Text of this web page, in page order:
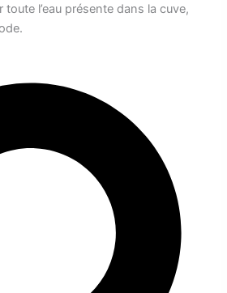
toute l’eau présente dans la cuve,